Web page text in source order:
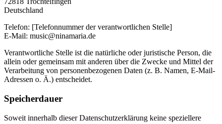
Deutschland
Telefon: [Telefonnummer der verantwortlichen Stelle]
E-Mail: music@ninamaria.de
Verantwortliche Stelle ist die natürliche oder juristische Person, die
allein oder gemeinsam mit anderen über die Zwecke und Mittel der
Verarbeitung von personenbezogenen Daten (z. B. Namen, E-Mail-
Adressen o. Ä.) entscheidet.
Speicherdauer
Soweit innerhalb dieser Datenschutzerklärung keine speziellere